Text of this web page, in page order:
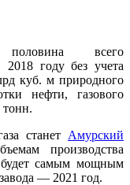
всего
году без учета
куб. м природного
нефти, газового
тонн.
станет Амурский
производства
самым мощным
— 2021 год.